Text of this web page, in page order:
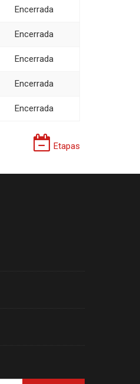
Encerrada
Encerrada
Encerrada
Encerrada
Encerrada
Etapas